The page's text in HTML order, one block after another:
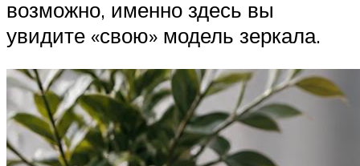
возможно, именно здесь вы
увидите «свою» модель зеркала.